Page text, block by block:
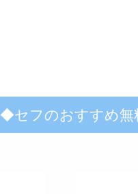
◆セフのおすすめ